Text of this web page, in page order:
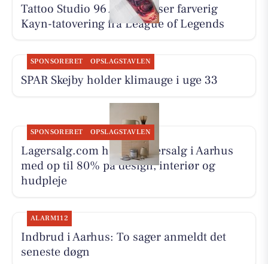
Tattoo Studio 96 Aarhus viser farverig
Kayn-tatovering fra League of Legends
SPONSORERET OPSLAGSTAVLEN
SPAR Skejby holder klimauge i uge 33
SPONSORERET OPSLAGSTAVLEN
Lagersalg.com holder lagersalg i Aarhus
med op til 80% på design, interiør og
hudpleje
ALARM112
Indbrud i Aarhus: To sager anmeldt det
seneste døgn